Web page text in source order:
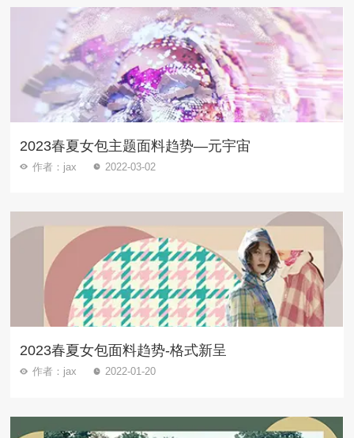
2023春夏女包主题面料趋势—元宇宙
作者：jax 2022-03-02
2023春夏女包面料趋势-格式新呈
作者：jax 2022-01-20